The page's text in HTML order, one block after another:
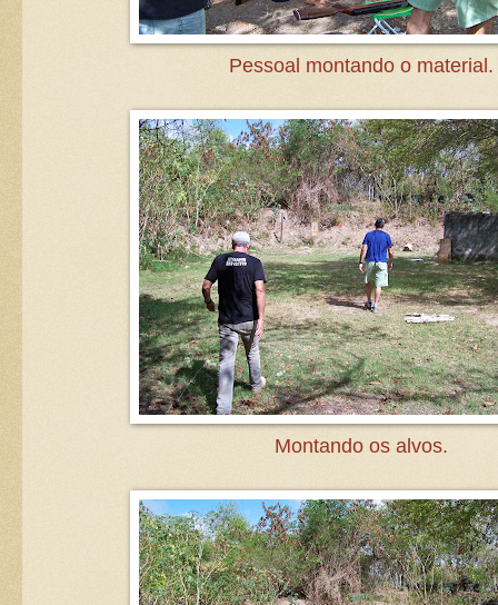
Pessoal montando o material.
Montando os alvos.